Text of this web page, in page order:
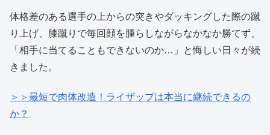
体格差のある選手の上からの突きやダッキングした際の蹴
り上げ、膝蹴りで毎回顔を腫らしながらなかなか勝てず、
「相手に当てることもできないのか…」と悔しい日々が続
きました。
＞＞最短で肉体改造！ライザップは本当に継続できるの
か？